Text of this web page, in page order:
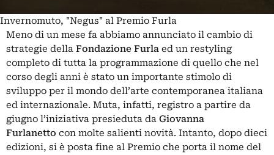
Invernomuto, "Negus" al Premio Furla
Meno di un mese fa abbiamo annunciato il cambio di
strategie della Fondazione Furla ed un restyling
completo di tutta la programmazione di quello che nel
corso degli anni è stato un importante stimolo di
sviluppo per il mondo dell’arte contemporanea italiana
ed internazionale. Muta, infatti, registro a partire da
giugno l’iniziativa presieduta da Giovanna
Furlanetto con molte salienti novità. Intanto, dopo dieci
edizioni, si è posta fine al Premio che porta il nome del